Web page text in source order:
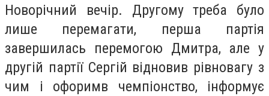
Новорічний вечір. Другому треба було
лише перемагати, перша партія
завершилась перемогою Дмитра, але у
другій партії Сергій відновив рівновагу з
чим і офоримв чемпіонство, інформує